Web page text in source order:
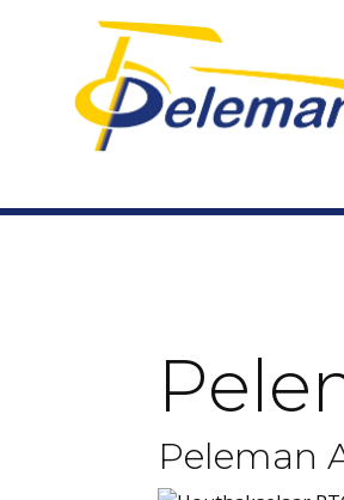
Peleman